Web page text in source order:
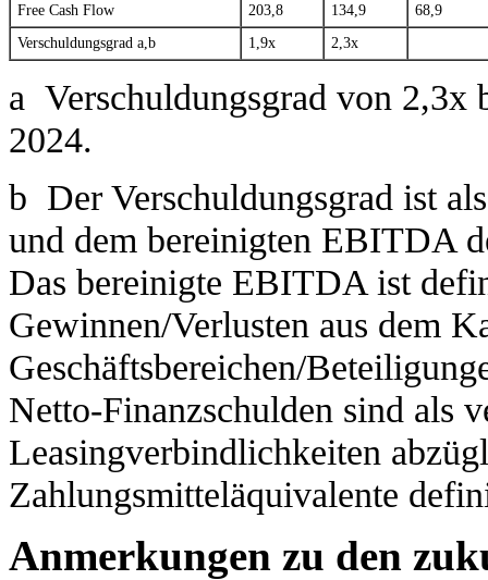
Free Cash Flow
203,8 134,9
68,9
Verschuldungsgrad a,b
1,9x 2,3x
a Verschuldungsgrad von 2,3x
2024.
b Der Verschuldungsgrad ist
und dem bereinigten EBITDA
Das bereinigte EBITDA ist
Gewinnen/Verlusten aus dem
Geschäftsbereichen/
Netto-Finanzschulden sind als
Leasingverbindlichkeiten
Zahlungsmitteläquivalente
Anmerkungen zu den